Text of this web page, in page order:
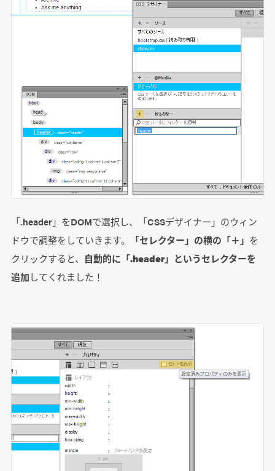
「.header」をDOMで選択し、「CSSデザイナー」のウィン
ドウで調整をしていきます。
「セレクター」の横の「＋」 を
クリックすると、 自動的に「.header」というセレクターを
追加してくれました！